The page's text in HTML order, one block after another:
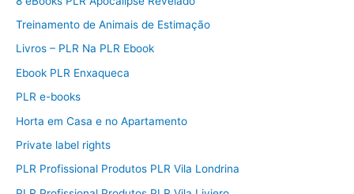
Treinamento de Animais de Estimação
Livros – PLR Na PLR Ebook
Ebook PLR Enxaqueca
PLR e-books
Horta em Casa e no Apartamento
Private label rights
PLR Profissional Produtos PLR Vila Londrina